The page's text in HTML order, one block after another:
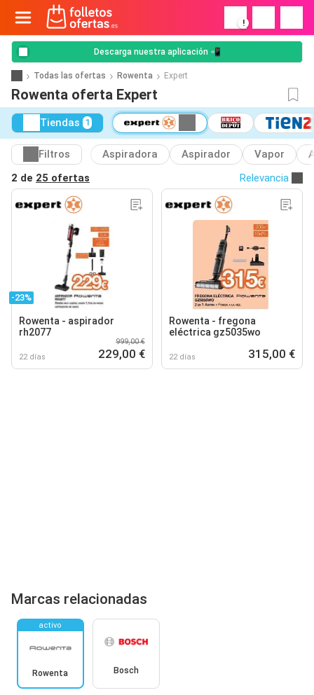
!
Descarga nuestra aplicación 📲
Todas las ofertas Rowenta Expert
Rowenta oferta Expert
Tiendas 1
Filtros Aspiradora Aspirador Vapor
2 de 25 ofertas Relevancia
-23%
Rowenta - aspirador
rh2077
22 días
999,00 €
229,00 €
Rowenta - fregona
eléctrica gz5035wo
22 días 315,00 €
Marcas relacionadas
activo
Rowenta Bosch